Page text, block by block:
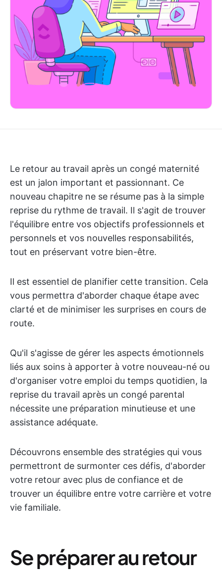
Le retour au travail après un congé maternité
est un jalon important et passionnant. Ce
nouveau chapitre ne se résume pas à la simple
reprise du rythme de travail. Il s'agit de trouver
l'équilibre entre vos objectifs professionnels et
personnels et vos nouvelles responsabilités,
tout en préservant votre bien-être.
Il est essentiel de planifier cette transition. Cela
vous permettra d'aborder chaque étape avec
clarté et de minimiser les surprises en cours de
route.
Qu'il s'agisse de gérer les aspects émotionnels
liés aux soins à apporter à votre nouveau-né ou
d'organiser votre emploi du temps quotidien, la
reprise du travail après un congé parental
nécessite une préparation minutieuse et une
assistance adéquate.
Découvrons ensemble des stratégies qui vous
permettront de surmonter ces défis, d'aborder
votre retour avec plus de confiance et de
trouver un équilibre entre votre carrière et votre
vie familiale.
Se préparer au retour